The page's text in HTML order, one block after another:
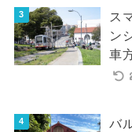
ス
ン
車
バ